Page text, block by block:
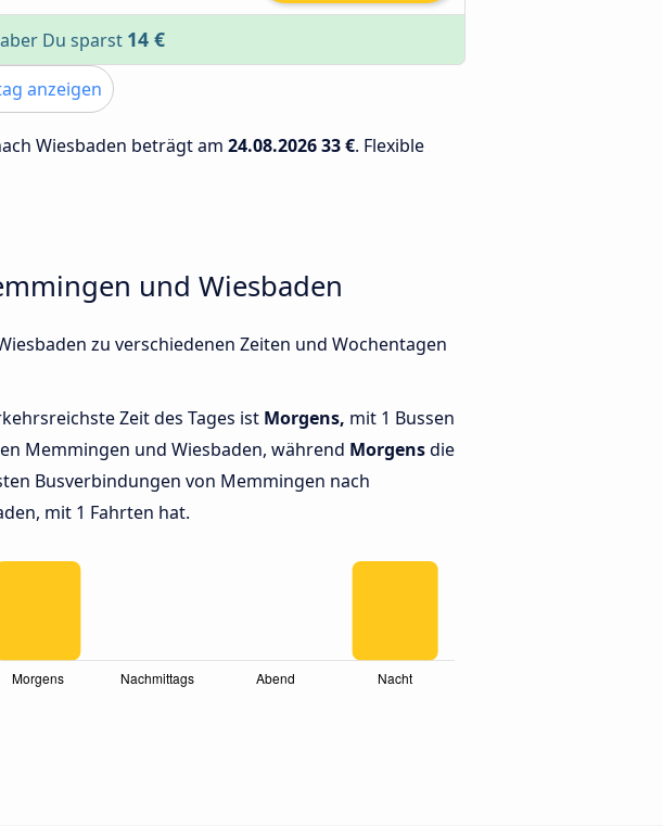
Du sparst 14 €
anzeigen
Wiesbaden beträgt am 24.08.202633 €. Flexible
und Wiesbaden
zu verschiedenen Zeiten und Wochentagen
Zeit des Tages ist Morgens, mit 1 Bussen
Memmingen und Wiesbaden, während Morgensdie
Busverbindungen von Memmingen nach
mit 1 Fahrten hat.